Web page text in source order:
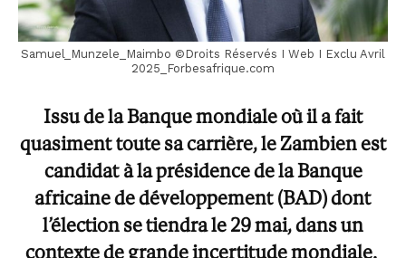
Samuel_Munzele_Maimbo ©Droits Réservés I Web I Exclu Avril
2025_Forbesafrique.com
Issu de la Banque mondiale où il a fait
quasiment toute sa carrière, le Zambien est
candidat à la présidence de la Banque
africaine de développement (BAD) dont
l’élection se tiendra le 29 mai, dans un
contexte de grande incertitude mondiale.